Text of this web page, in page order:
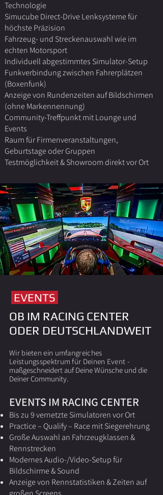
Technologie
Simucube Direct-Drive Lenksysteme für
höchste Präzision
Fahrzeug- und Streckenauswahl wie im
echten Motorsport
Individuell abgestimmtes Simulator-Setup
Funkverbindung zwischen Fahrerplätzen
(Boxenfunk)
Anzeige von Rundenzeiten auf Bildschirmen
(ohne Markennennung)
Community-Treffpunkt mit Lounge und
Events
Raum für Firmenveranstaltungen,
Geburtstage oder Gruppen
Testmöglichkeit & Showroom direkt vor Ort
EVENTS
OB IM RACING CENTER
ODER DEUTSCHLANDWEIT
Wir bieten ein umfangreiches
Leistungsspektrum für Deinen Event -
maßgeschneidert auf Deine Wünsche und die
Deiner Community.
EVENTS IM RACING CENTER
Bis zu 9 vernetzte Simulatoren vor Ort
Practice – Qualify – Race mit Siegerehrung
Große Auswahl an Fahrzeugklassen &
Rennstrecken
Modernes Audio-/Video-Setup für
Bildschirme & Sound
Anzeige von Rennstatistiken & Zeiten auf